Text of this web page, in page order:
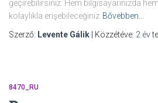
geçirebilirsiniz. Hem bilgisayarınızda
kolaylıkla erişebileceğiniz Bővebben…
Szerző: Levente Gálik | Közzétéve: 2 év
8470_RU